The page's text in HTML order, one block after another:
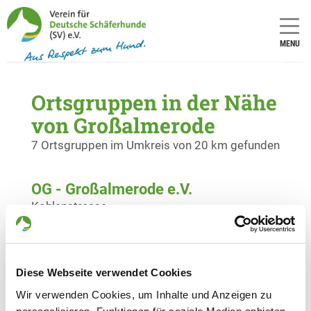
Diese Webseite verwendet Cookies
Wir verwenden Cookies, um Inhalte und Anzeigen zu
MENU
Ortsgruppen in der Nähe
von Großalmerode
7 Ortsgruppen im Umkreis von 20 km gefunden
OG - Großalmerode e.V.
Details
Kohlenstrasse
OG - Hessisch Lichtenau 1952 e.V.
Details
37235 Hessisch-Lichtenau